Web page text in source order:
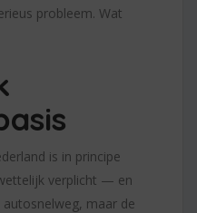
probleem. Wat
is in principe
verplicht — en
maar de